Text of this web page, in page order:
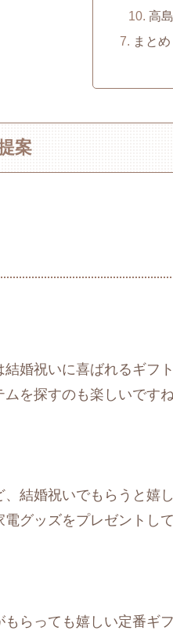
高
まとめ
案
婚祝いに喜ばれるギフ
を探すのも楽しいですね
結婚祝いでもらうと嬉
グッズをプレゼントし
らっても嬉しい定番